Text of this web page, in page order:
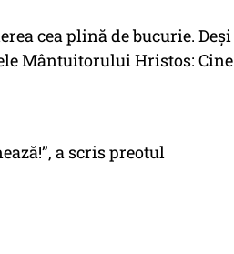
cea plină de bucurie. Deși
Mântuitorului Hristos: Cine
a scris preotul